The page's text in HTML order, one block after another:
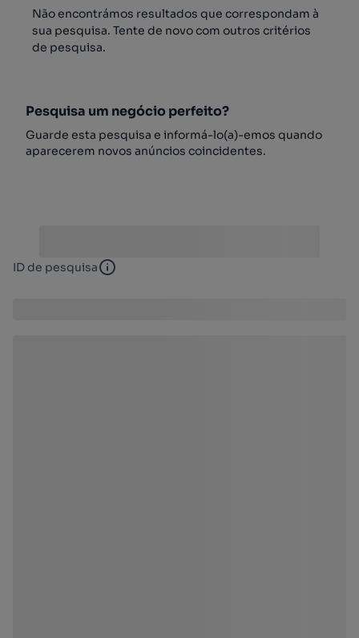
Não encontrámos resultados que correspondam à
sua pesquisa. Tente de novo com outros critérios
de pesquisa.
Pesquisa um negócio perfeito?
Guarde esta pesquisa e informá-lo(a)-emos quando
aparecerem novos anúncios coincidentes.
ID de pesquisa ID de pesquisa